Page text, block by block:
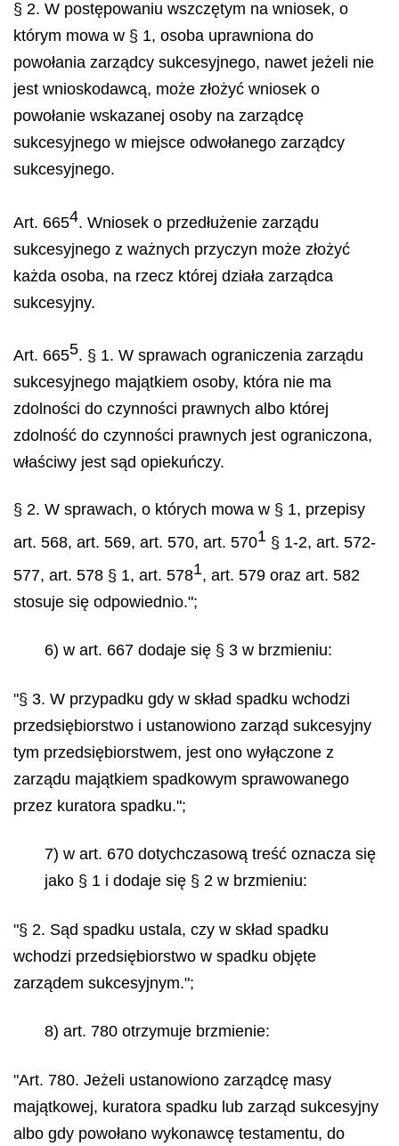
§ 2. W postępowaniu wszczętym na wniosek, o
którym mowa w § 1, osoba uprawniona do
powołania zarządcy sukcesyjnego, nawet jeżeli nie
jest wnioskodawcą, może złożyć wniosek o
powołanie wskazanej osoby na zarządcę
sukcesyjnego w miejsce odwołanego zarządcy
sukcesyjnego.
Art. 6654. Wniosek o przedłużenie zarządu
sukcesyjnego z ważnych przyczyn może złożyć
każda osoba, na rzecz której działa zarządca
sukcesyjny.
Art. 6655. § 1. W sprawach ograniczenia zarządu
sukcesyjnego majątkiem osoby, która nie ma
zdolności do czynności prawnych albo której
zdolność do czynności prawnych jest ograniczona,
właściwy jest sąd opiekuńczy.
§ 2. W sprawach, o których mowa w § 1, przepisy
art. 568, art. 569, art. 570, art. 5701 § 1-2, art. 572-
577, art. 578 § 1, art. 5781, art. 579 oraz art. 582
stosuje się odpowiednio.";
6) w art. 667 dodaje się § 3 w brzmieniu:
"§ 3. W przypadku gdy w skład spadku wchodzi
przedsiębiorstwo i ustanowiono zarząd sukcesyjny
tym przedsiębiorstwem, jest ono wyłączone z
zarządu majątkiem spadkowym sprawowanego
przez kuratora spadku.";
7) w art. 670 dotychczasową treść oznacza się
jako § 1 i dodaje się § 2 w brzmieniu:
"§ 2. Sąd spadku ustala, czy w skład spadku
wchodzi przedsiębiorstwo w spadku objęte
zarządem sukcesyjnym.";
8) art. 780 otrzymuje brzmienie:
"Art. 780. Jeżeli ustanowiono zarządcę masy
majątkowej, kuratora spadku lub zarząd sukcesyjny
albo gdy powołano wykonawcę testamentu, do